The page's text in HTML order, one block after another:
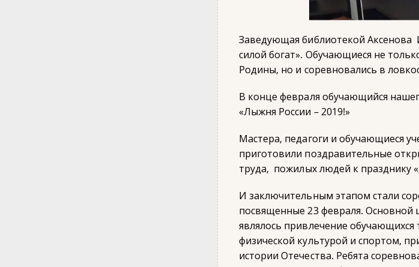
Заведующая библиотекой
силой богат». Обучающиеся не
Родины, но и соревновались в
В конце февраля обучающийся
«Лыжня России – 2019!»
Мастера, педагоги и обучающиеся
приготовили поздравительные
труда, пожилых людей к празднику
И заключительным этапом стали
посвященные 23 февраля. Основной
являлось привлечение обучающихся
физической культурой и спортом,
истории Отечества. Ребята